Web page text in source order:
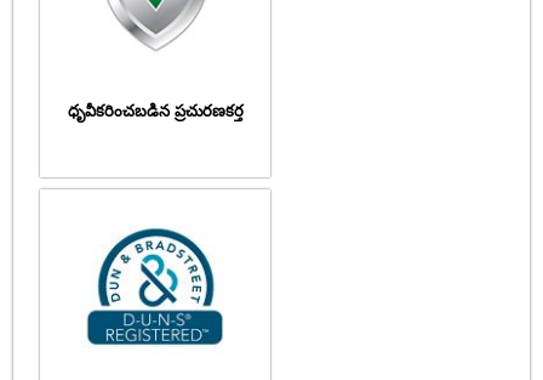
ధృవీకరించబడిన ప్రచురణకర్త